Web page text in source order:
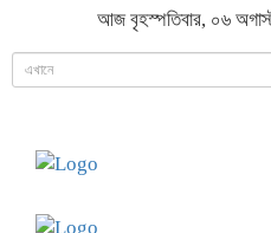
আজ বৃহস্পতিবার, ০৬